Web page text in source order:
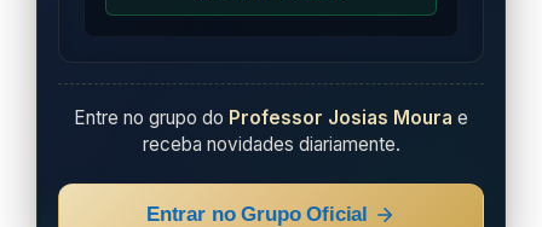
Entre no grupo do Professor Josias Moura e
receba novidades diariamente.
Entrar no Grupo Oficial